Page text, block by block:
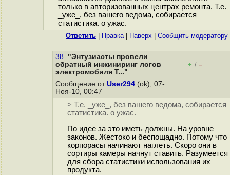
только в авторизованных центрах ремонта. Т.е.
_уже_, без вашего ведома, собирается
статистика. о ужас.
Ответить Правка| Наверх Cообщить модератору
38. "Энтузиасты провели
обратный инжиниринг логов
электромобиля T..."
+ / –
Сообщение от User294 (ok), 07-
Ноя-10, 00:47
> Т.е. _уже_, без вашего ведома, собирается
статистика. о ужас.
По идее за это иметь должны. На уровне
законов. Жестоко и беспощадно. Потому что
корпорасы начинают наглеть. Скоро они в
сортиры камеры начнут ставить. Разумеется
для сбора статистики использования их
продукта.